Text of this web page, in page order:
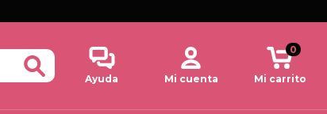
Ayuda Mi cuenta Mi carrito
0